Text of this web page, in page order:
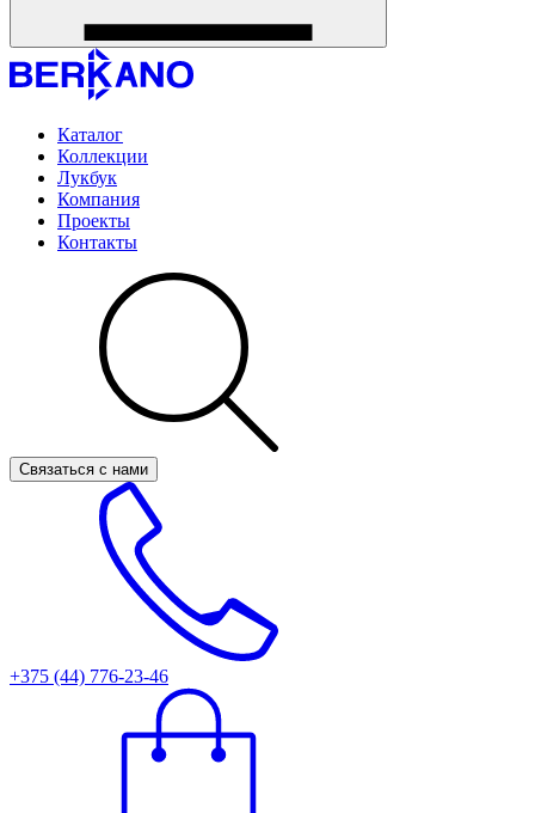
Каталог
Коллекции
Лукбук
Компания
Проекты
Контакты
Связаться с нами
+375 (44) 776-23-46